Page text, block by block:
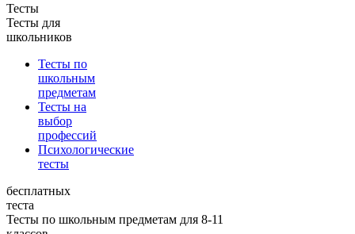
Тесты
Тесты для
школьников
Тесты по
школьным
предметам
Тесты на
выбор
профессий
Психологические
тесты
бесплатных
теста
Тесты по школьным предметам для 8-11